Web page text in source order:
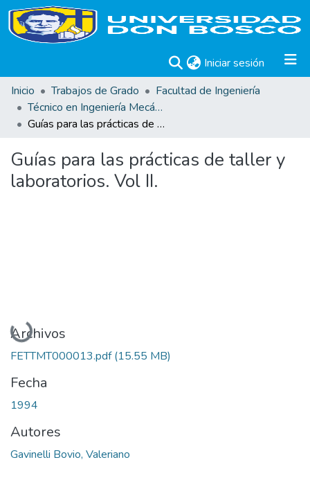
Iniciar sesión (current)
Inicio
Trabajos de Grado
Facultad de Ingeniería
Técnico en Ingeniería Mecánica. Trabajos de Graduación.
Guías para las prácticas de taller y laboratorios. Vol II.
Guías para las prácticas de taller y
laboratorios. Vol II.
Cargando...
Archivos
FETTMT000013.pdf(15.55 MB)
Fecha
1994
Autores
Gavinelli Bovio, Valeriano